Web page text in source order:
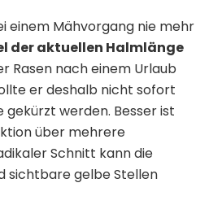
einem Mähvorgang nie mehr
der aktuellen Halmlänge
Rasen nach einem Urlaub
er deshalb nicht sofort
gekürzt werden. Besser ist
über mehrere
Schnitt kann die
sichtbare gelbe Stellen